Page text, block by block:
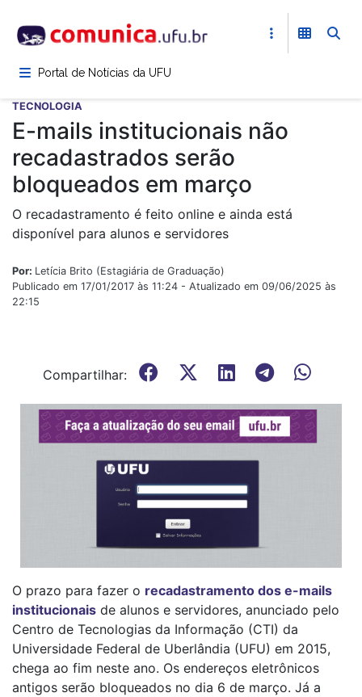
para
conteúdoPortal de Notícias da UFU
TECNOLOGIA
E-mails institucionais não
recadastrados serão
bloqueados em março
O recadastramento é feito online e ainda está
disponível para alunos e servidores
Por: Letícia Brito (Estagiária de Graduação)
Publicado em 17/01/2017 às 11:24 - Atualizado em 09/06/2025 às
22:15
Compartilhar:
O prazo para fazer o recadastramento dos e-mails
institucionais de alunos e servidores, anunciado pelo
Centro de Tecnologias da Informação (CTI) da
Universidade Federal de Uberlândia (UFU) em 2015,
chega ao fim neste ano. Os endereços eletrônicos
antigos serão bloqueados no dia 6 de março. Já a